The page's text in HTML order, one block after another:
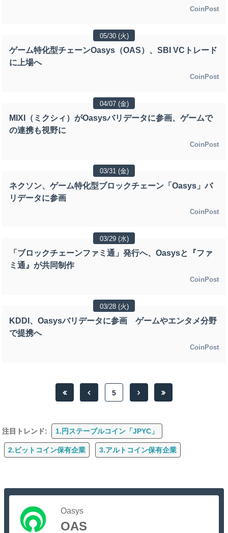
CoinPost
05/30 (火)
ゲーム特化型チェーンOasys（OAS）、SBI VCトレード
に上場へ
CoinPost
04/07 (金)
MIXI（ミクシィ）がOasysバリデータに参画、ゲームで
の連携も視野に
CoinPost
03/31 (金)
ネクソン、ゲーム特化型ブロックチェーン「Oasys」バ
リデータに参画
CoinPost
03/29 (水)
「ブロックチェーンファミ通」発行へ、Oasysと『ファ
ミ通』が共同制作
CoinPost
03/28 (火)
KDDI、Oasysバリデータに参画 ゲームやエンタメ分野
で提携へ
CoinPost
5
注目トレンド: 1.円ステーブルコイン「JPYC」
2.ビットコイン保有企業 3.アルトコイン保有企業
Oasys
OAS